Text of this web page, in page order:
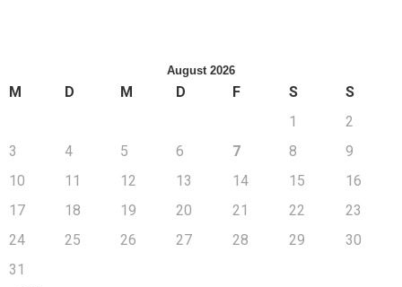
August 2026
M D M D F S
S
1
2
3
4 5 6 7 8
9
10
11 12 13 14 15
16
17
18 19 20 21 22
23
24
25 26 27 28 29
30
31